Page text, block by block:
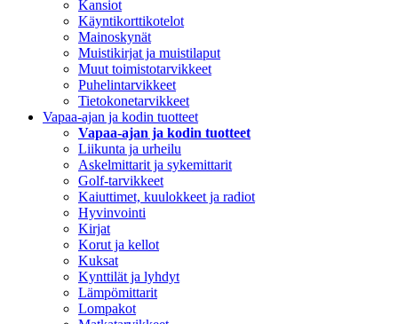
Kansiot
Käyntikorttikotelot
Mainoskynät
Muistikirjat ja muistilaput
Muut toimistotarvikkeet
Puhelintarvikkeet
Tietokonetarvikkeet
Vapaa-ajan ja kodin tuotteet
Vapaa-ajan ja kodin tuotteet
Liikunta ja urheilu
Askelmittarit ja sykemittarit
Golf-tarvikkeet
Kaiuttimet, kuulokkeet ja radiot
Hyvinvointi
Kirjat
Korut ja kellot
Kuksat
Kynttilät ja lyhdyt
Lämpömittarit
Lompakot